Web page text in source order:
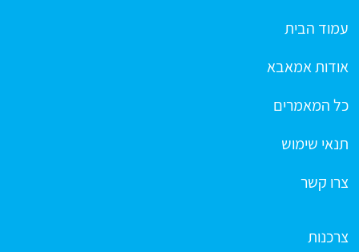
עמוד הבית
אודות אמאבא
כל המאמרים
תנאי שימוש
צרו קשר
צרכנות